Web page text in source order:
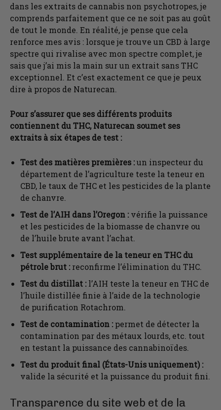
dans les extraits de cannabis non psychotropes, je
comprends parfaitement que ce ne soit pas au goût
de tout le monde. En réalité, je pense que cela
renforce mes avis : lorsque je trouve un CBD à large
spectre qui rivalise avec mon spectre complet, je
sais que j’ai mis la main sur un extrait sans THC
exceptionnel. Et c’est exactement ce que je peux
dire à propos de Naturecan.
Pour s’assurer que ses différents produits
contiennent du THC, Naturecan soumet ses
extraits à six étapes de test :
Test des matières premières :un inspecteur du
département de l’agriculture teste la teneur en
CBD, le taux de THC et les pesticides de la plante
de chanvre.
Test de l’AIH dans l’Oregon : vérifie la puissance
et les pesticides de la biomasse de chanvre ou
de l’huile brute avant l’achat.
Test supplémentaire de la teneur en THC du
pétrole brut : reconfirme l’élimination du THC.
Test du distillat : l’AIH teste la teneur en THC de
l’huile distillée finie à l’aide de la technologie
de purification Rotachrom.
Test de contamination : permet de détecter la
contamination par des métaux lourds, etc. tout
en testant la puissance des cannabinoïdes.
Test du produit final (États-Unis uniquement) :
valide la sécurité et la puissance du produit fini.
Transparence du site web et de la